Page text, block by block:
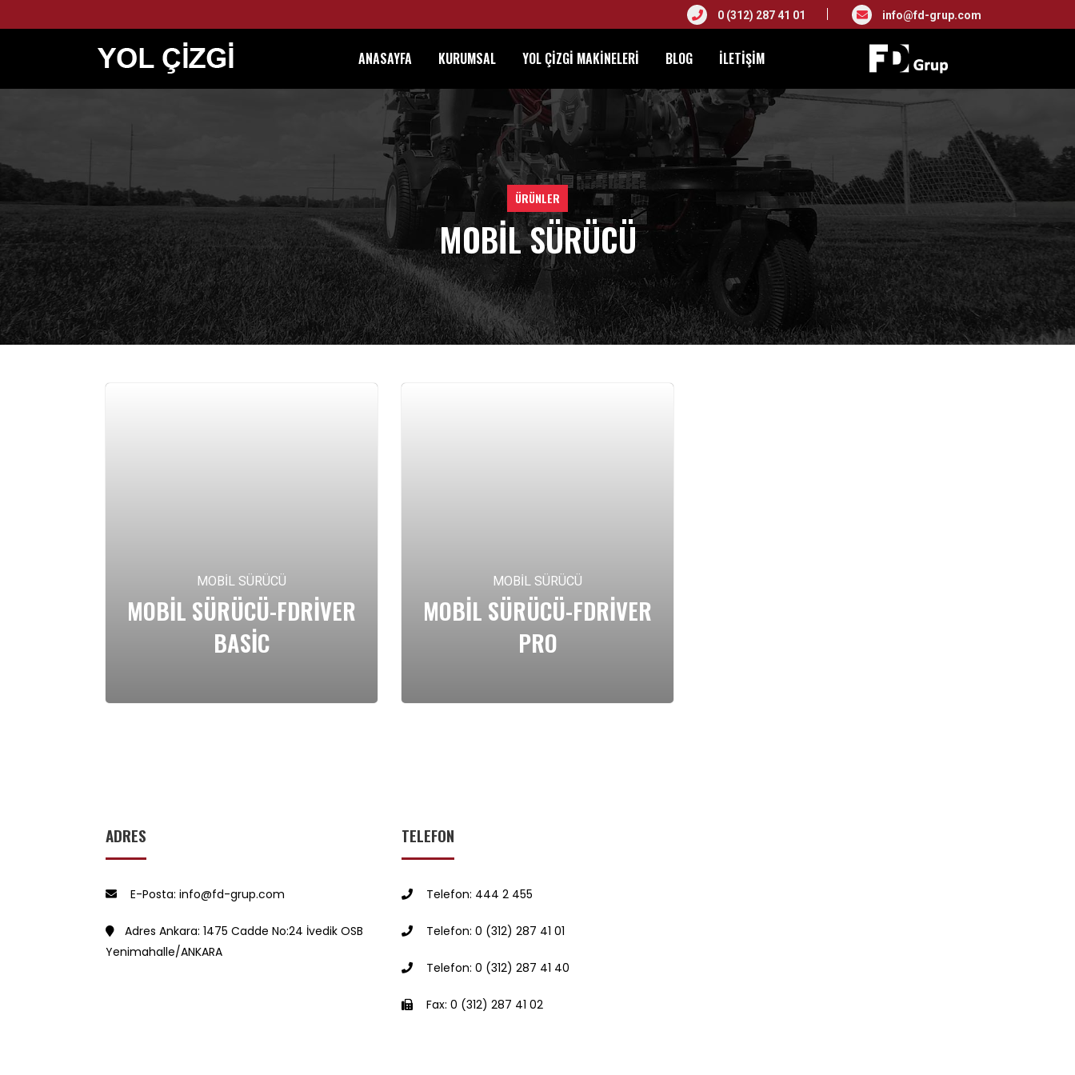
0 (312) 287 41 01 info@fd-grup.com
ANASAYFA KURUMSAL YOL ÇIZGI MAKINELERI BLOG İLETIŞIM
ÜRÜNLER
MOBIL SÜRÜCÜ
MOBIL SÜRÜCÜ
MOBIL SÜRÜCÜ-FDRIVER
BASIC
MOBIL SÜRÜCÜ
MOBIL SÜRÜCÜ-FDRIVER
PRO
ADRES
E-Posta: info@fd-grup.com
Adres Ankara: 1475 Cadde No:24 İvedik OSB
Yenimahalle/ANKARA
TELEFON
Telefon: 444 2 455
Telefon: 0 (312) 287 41 01
Telefon: 0 (312) 287 41 40
Fax: 0 (312) 287 41 02